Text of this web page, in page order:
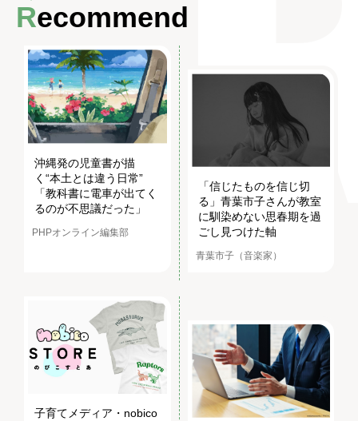
Recommend
沖縄発の児童書が描
く“本土とは違う日常”
「教科書に電車が出てく
るのが不思議だった」
PHPオンライン編集部
「信じたものを信じ切
る」青葉市子さんが教室
に馴染めない思春期を過
ごし見つけた軸
青葉市子（音楽家）
子育てメディア・nobico